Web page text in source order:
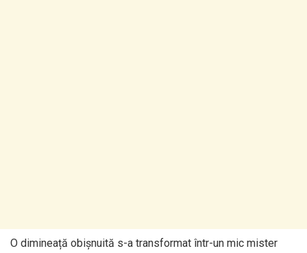
O dimineață obișnuită s-a transformat într-un mic mister